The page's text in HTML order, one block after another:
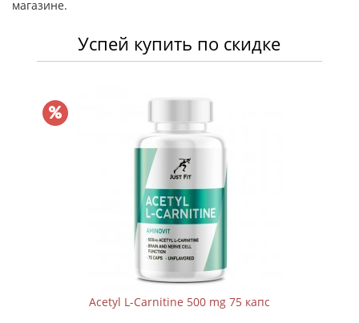
магазине.
Успей купить по скидке
Acetyl L-Carnitine 500 mg 75 капc